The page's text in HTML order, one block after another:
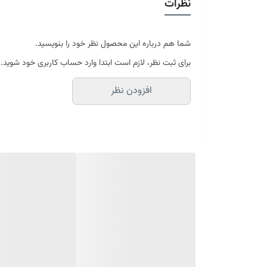
موجود در سایز بندی : 4 ، 6 ، 9 ، 12 متری ( قابل سفارش در ابعاد دلخواه-سایز غیر استاندارد)
ابعاد 6 متری : 200*300 سانتیمتر
ابعاد 9 متری : 250*350 سانتیمتر
ابعاد 12 متری : 300*400 سانتیمتر
ارسال کالای خواب متین تا کمتر از 30 روز کاری آینده
نظرات
شما هم درباره این محصول نظر خود را بنویسید.
برای ثبت نظر، لازم است ابتدا وارد حساب کاربری خود شوید.
افزودن نظر